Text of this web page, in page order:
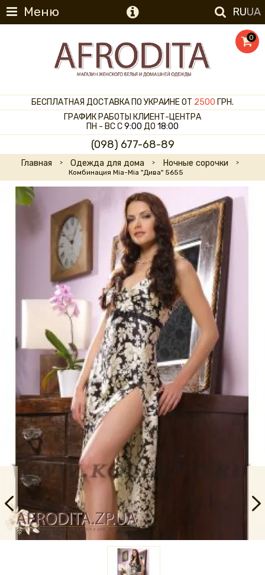
Меню RUUA
0
БЕСПЛАТНАЯ ДОСТАВКА ПО УКРАИНЕ ОТ 2500 ГРН.
ГРАФИК РАБОТЫ КЛИЕНТ-ЦЕНТРА
ПН - ВС С9:00 ДО 18:00
(098) 677-68-89
Главная Одежда для дома Ночные сорочки
Комбинация Mia-Mia "Дива" 5655